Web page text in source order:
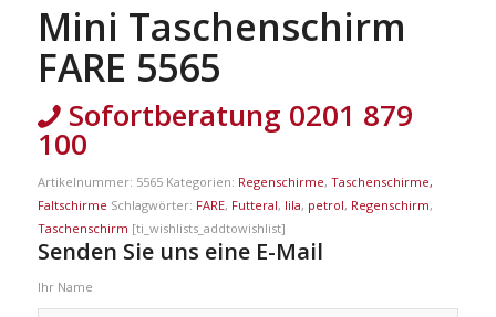
Mini Taschenschirm
FARE 5565
Sofortberatung 0201 879
100
Artikelnummer: 5565 Kategorien: Regenschirme, Taschenschirme,
Faltschirme Schlagwörter: FARE, Futteral, lila, petrol, Regenschirm,
Taschenschirm [ti_wishlists_addtowishlist]
Senden Sie uns eine E-Mail
Ihr Name